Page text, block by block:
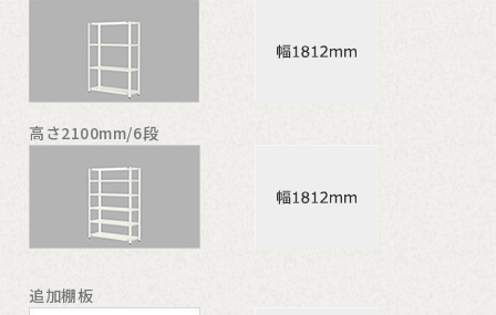
高さ2100mm/6段
追加棚板